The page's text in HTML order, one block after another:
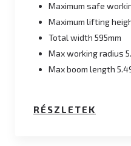
Maximum safe
Maximum lifting
Total width 595mm
Max working radius
Max boom length
RÉSZLETEK